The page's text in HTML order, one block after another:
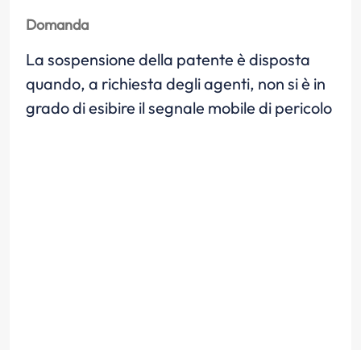
Domanda
La sospensione della patente è disposta
quando, a richiesta degli agenti, non si è in
grado di esibire il segnale mobile di pericolo